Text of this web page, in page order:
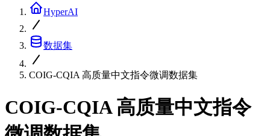
HyperAI
数据集
COIG-CQIA 高质量中文指令微调数据集
COIG-CQIA 高质量中文指令